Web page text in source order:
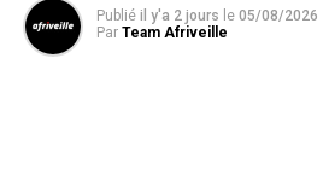
Publié il y'a 2 jours le 05/08/2026
Par Team Afriveille